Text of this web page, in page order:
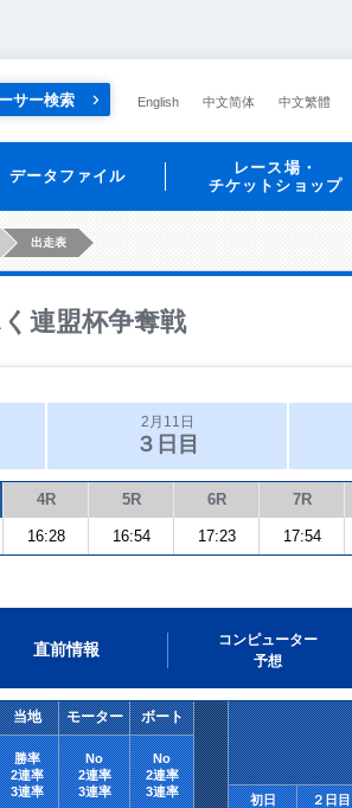
サー検索 English 中文简体 中文繁體
データファイル
レース場・
チケットショップ
出走表
連盟杯争奪戦
2月11日
３日目
4R 5R 6R 7R
16:28 16:54 17:23 17:54
直前情報
コンピューター
予想
当地 モーター ボート
勝率
2連率
3連率
No
2連率
3連率
No
2連率
3連率
初日 ２日目